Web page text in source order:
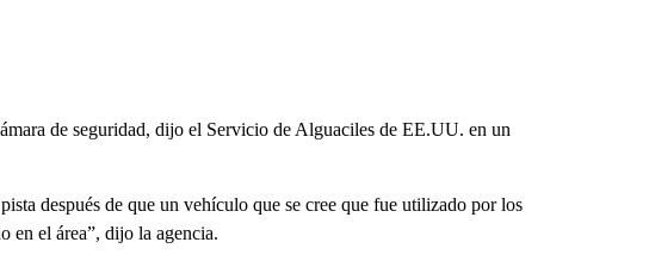
de seguridad, dijo el Servicio de Alguaciles de EE.UU. en un
después de que un vehículo que se cree que fue utilizado por los
en el área”, dijo la agencia.